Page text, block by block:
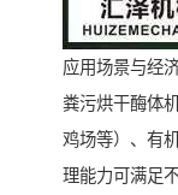
应用场景与经
粪污烘干酶体
鸡场等）、有
理能力可满足